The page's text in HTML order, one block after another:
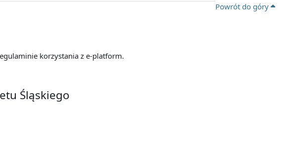
Powrót do góry
korzystania z e-platform.
Śląskiego